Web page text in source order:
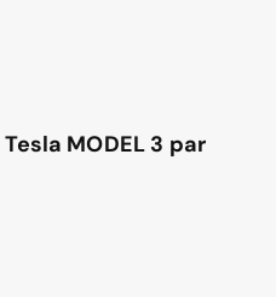
MODEL 3 par